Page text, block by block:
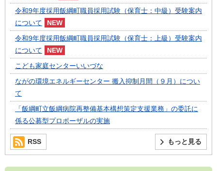
令和9年度採用飯綱町職員採用試験（保育士：中級）受験案内
について
令和9年度採用飯綱町職員採用試験（保育士：上級）受験案内
について
こども家庭センターいいづな
ながの環境エネルギーセンター 搬入抑制月間（９月）につい
て
「飯綱町立飯綱病院再整備基本構想策定支援業務」の委託に
係る公募型プロポーザルの実施
もっと見る
RSS